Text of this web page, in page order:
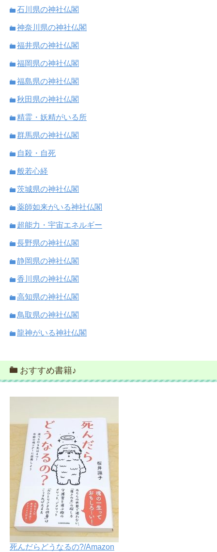
石川県の神社仏閣
神奈川県の神社仏閣
福井県の神社仏閣
福岡県の神社仏閣
福島県の神社仏閣
秋田県の神社仏閣
精霊・妖精がいる所
群馬県の神社仏閣
自殺・自死
般若心経
茨城県の神社仏閣
薬師如来がいる神社仏閣
超能力・宇宙エネルギー
長野県の神社仏閣
静岡県の神社仏閣
香川県の神社仏閣
高知県の神社仏閣
鳥取県の神社仏閣
龍神がいる神社仏閣
おすすめ書籍♪
死んだらどうなるの?/Amazon